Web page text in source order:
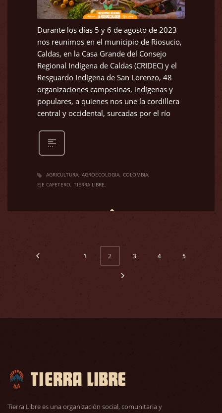
Durante los días 5 y 6 de agosto de 2023
nos reunimos en el municipio de Riosucio,
Caldas, en la Casa Grande del Consejo
Regional Indígena de Caldas (CRIDEC) y el
Resguardo Indígena de San Lorenzo, 48
organizaciones campesinas, indígenas y
populares, a quienes nos une la cordillera
central y occidental, surcadas por el río
AGRICULTURA AGROECOLOGIA COLOMBIA
EJE CAFETERO TIERRA LIBRE
1 2 3 4 5
Tierra Libre es una organización social, comunitaria y